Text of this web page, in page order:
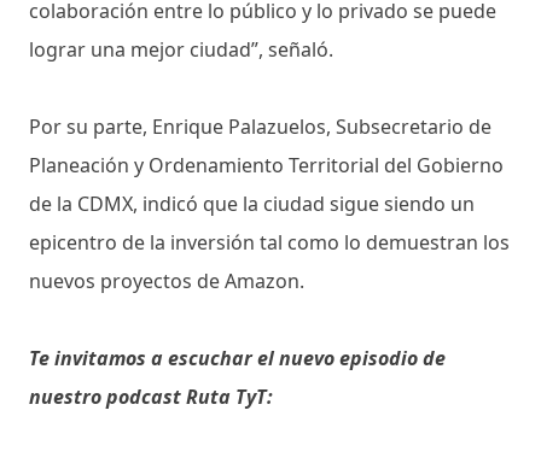
colaboración entre lo público y lo privado se puede
lograr una mejor ciudad”, señaló.
Por su parte, Enrique Palazuelos, Subsecretario de
Planeación y Ordenamiento Territorial del Gobierno
de la CDMX, indicó que la ciudad sigue siendo un
epicentro de la inversión tal como lo demuestran los
nuevos proyectos de Amazon.
Te invitamos a escuchar el nuevo episodio de
nuestro podcast Ruta TyT: